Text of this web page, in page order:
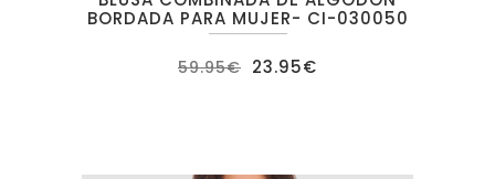
BORDADA PARA MUJER- CI-030050
59.95€ El
precio
23.95€